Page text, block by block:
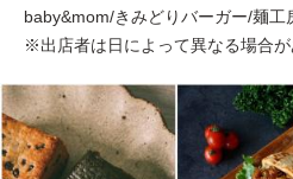
baby&mom/きみどりバーガー/麺
※出店者は日によって異なる場合が